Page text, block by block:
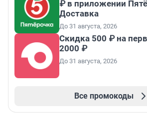
₽ в приложении
Доставка
До 31 августа, 2026
Скидка 500 ₽ на
2000 ₽
До 31 августа, 2026
Все промокоды